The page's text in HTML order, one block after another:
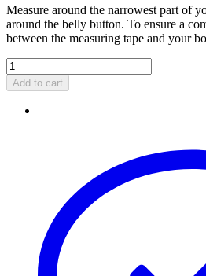
Measure around the narrowest part of
around the belly button. To ensure a
between the measuring tape and your
Add to cart